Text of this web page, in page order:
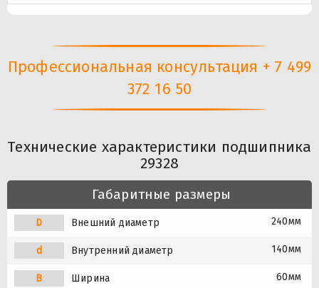
Профессиональная консультация + 7 499
372 16 50
Технические характеристики подшипника
29328
Габаритные размеры
D Внешний диаметр 240мм
d Внутренний диаметр 140мм
B Ширина 60мм